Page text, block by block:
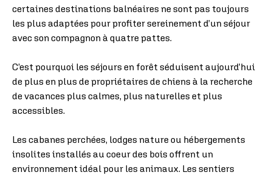
certaines destinations balnéaires ne sont pas toujours
les plus adaptées pour profiter sereinement d’un séjour
avec son compagnon à quatre pattes.
C’est pourquoi les séjours en forêt séduisent aujourd’hui
de plus en plus de propriétaires de chiens à la recherche
de vacances plus calmes, plus naturelles et plus
accessibles.
Les cabanes perchées, lodges nature ou hébergements
insolites installés au coeur des bois offrent un
environnement idéal pour les animaux. Les sentiers